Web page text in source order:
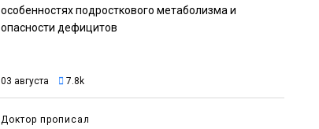
особенностях подросткового метаболизма и
опасности дефицитов
03 августа 7.8k
Доктор прописал